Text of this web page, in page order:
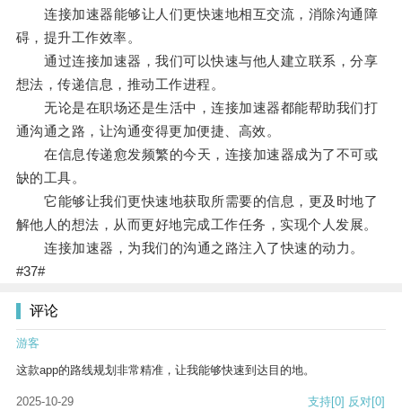
连接加速器能够让人们更快速地相互交流，消除沟通障
碍，提升工作效率。
通过连接加速器，我们可以快速与他人建立联系，分享
想法，传递信息，推动工作进程。
无论是在职场还是生活中，连接加速器都能帮助我们打
通沟通之路，让沟通变得更加便捷、高效。
在信息传递愈发频繁的今天，连接加速器成为了不可或
缺的工具。
它能够让我们更快速地获取所需要的信息，更及时地了
解他人的想法，从而更好地完成工作任务，实现个人发展。
连接加速器，为我们的沟通之路注入了快速的动力。
#37#
评论
游客
这款app的路线规划非常精准，让我能够快速到达目的地。
2025-10-29 支持[0] 反对[0]